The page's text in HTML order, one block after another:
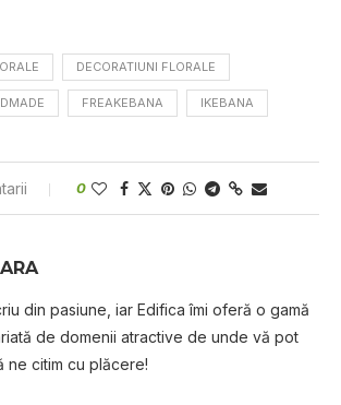
DECORATIUNI FLORALE
FREAKEBANA IKEBANA
0
din pasiune, iar Edifica îmi oferă o gamă
de domenii atractive de unde vă pot
ne citim cu plăcere!